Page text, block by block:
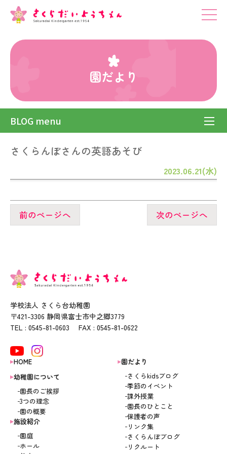
園だより
BLOG menu
さくらんぼさんの英語あそび
2023.06.21(水)
前のページへ 次のページへ
学校法人 さくら台幼稚園
〒421-3306 静岡県富士市中之郷3779
TEL : 0545-81-0603 FAX : 0545-81-0622
HOME
幼稚園について
園長のご挨拶
3つの理念
園の概要
施設紹介
園庭
ホール
園だより
さくらkidsブログ
季節のイベント
課外授業
園長のひとこと
保護者の声
リンク集
さくらんぼブログ
リクルート